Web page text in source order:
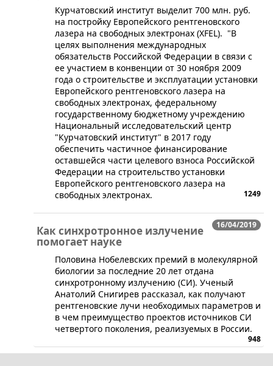
Курчатовский институт выделит 700 млн. руб.
на постройку Европейского рентгеновского
лазера на свободных электронах (XFEL). "В
целях выполнения международных
обязательств Российской Федерации в связи с
ее участием в конвенции от 30 ноября 2009
года о строительстве и эксплуатации установки
Европейского рентгеновского лазера на
свободных электронах, федеральному
государственному бюджетному учреждению
Национальный исследовательский центр
"Курчатовский институт" в 2017 году
обеспечить частичное финансирование
оставшейся части целевого взноса Российской
Федерации на строительство установки
Европейского рентгеновского лазера на
свободных электронах.
1249
16/04/2019
Как синхротронное излучение
помогает науке
​Половина Нобелевских премий в молекулярной
биологии за последние 20 лет отдана
синхротронному излучению (СИ). Ученый
Анатолий Снигирев рассказал, как получают
рентгеновские лучи необходимых параметров и
в чем преимущество проектов источников СИ
четвертого поколения, реализуемых в России.
948